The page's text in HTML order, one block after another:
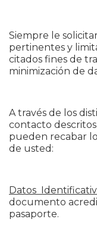
Siempre le
pertinentes y
citados fines de
minimización de
A través de los
contacto
pueden recabar
de usted:
Datos
documento
pasaporte.